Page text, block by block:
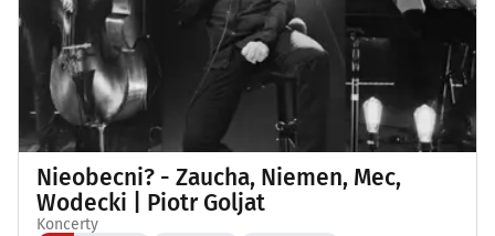
Nieobecni? - Zaucha, Niemen, Mec,
Wodecki | Piotr Goljat
Koncerty